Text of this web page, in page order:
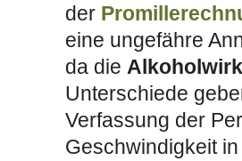
der
eine ungefähre
da die
Unterschiede
Verfassung der
Geschwindigkeit